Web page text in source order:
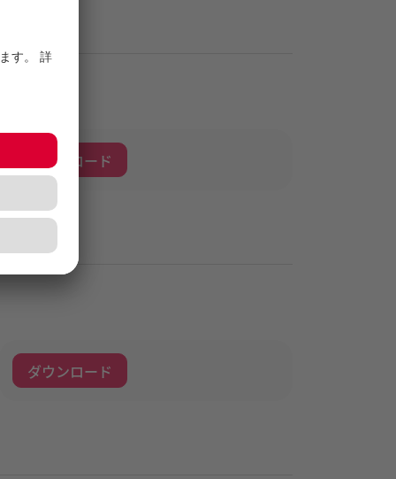
ダウンロード
ダウンロード